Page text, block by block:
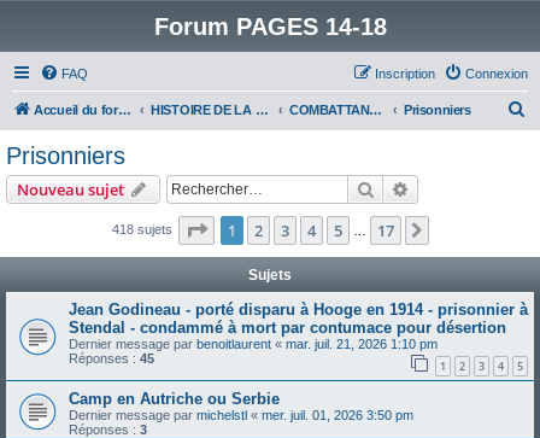
Forum PAGES 14-18
FAQ Connexion
Inscription
Accueil du forum HISTOIRE DE LA GRANDE GUERRE COMBATTANTS DE LA GRANDE GUERRE Prisonniers
h
Prisonniers
Nouveau sujet Rechercher
418 sujets Page 1sur17
1 2 3 4 5 17
Sujets
Jean Godineau - porté disparu à Hooge en 1914 - prisonnier à
Stendal - condammé à mort par contumace pour désertion
Dernier message par benoitlaurent « mar. juil. 21, 2026 1:10 pm
Réponses : 45 1 2 3 4 5
Camp en Autriche ou Serbie
Dernier message par michelstl « mer. juil. 01, 2026 3:50 pm
Réponses : 3